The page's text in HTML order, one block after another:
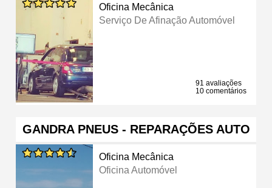
Oficina Mecânica
Serviço De Afinação Automóvel
91 avaliações
10 comentários
GANDRA PNEUS - REPARAÇÕES AUTO
Oficina Mecânica
Oficina Automóvel